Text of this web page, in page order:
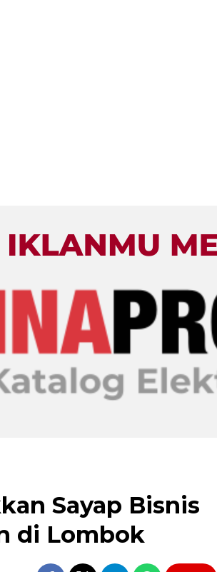
Sayap Bisnis
di Lombok